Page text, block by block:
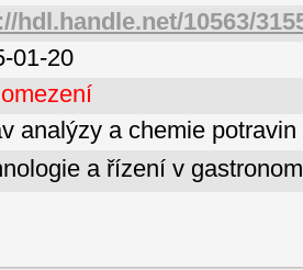
hdl.handle.net/10563/
01-20
analýzy a chemie potravin
a řízení v